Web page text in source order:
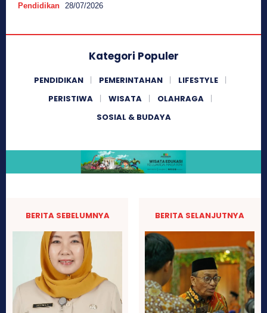
Pendidikan 28/07/2026
Kategori Populer
PENDIDIKAN PEMERINTAHAN
LIFESTYLE
PERISTIWA
WISATA
OLAHRAGA
SOSIAL & BUDAYA
BERITA SEBELUMNYA BERITA SELANJUTNYA